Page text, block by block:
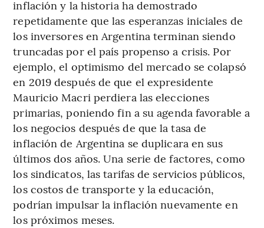
inflación y la historia ha demostrado
repetidamente que las esperanzas iniciales de
los inversores en Argentina terminan siendo
truncadas por el país propenso a crisis. Por
ejemplo, el optimismo del mercado se colapsó
en 2019 después de que el expresidente
Mauricio Macri perdiera las elecciones
primarias, poniendo fin a su agenda favorable a
los negocios después de que la tasa de
inflación de Argentina se duplicara en sus
últimos dos años. Una serie de factores, como
los sindicatos, las tarifas de servicios públicos,
los costos de transporte y la educación,
podrían impulsar la inflación nuevamente en
los próximos meses.